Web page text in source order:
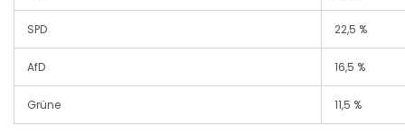
SPD 22,5 %
AfD 16,5 %
Grüne 11,5 %